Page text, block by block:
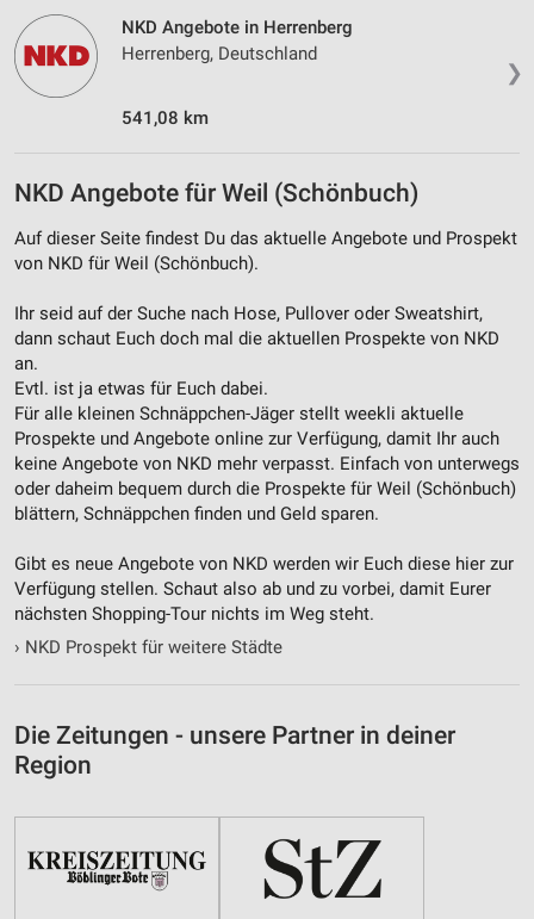
❯
NKD Angebote in Herrenberg
Herrenberg, Deutschland
541,08 km
NKD Angebote für Weil (Schönbuch)
Auf dieser Seite findest Du das aktuelle Angebote und Prospekt
von NKD für Weil (Schönbuch).
Ihr seid auf der Suche nach Hose, Pullover oder Sweatshirt,
dann schaut Euch doch mal die aktuellen Prospekte von NKD
an.
Evtl. ist ja etwas für Euch dabei.
Für alle kleinen Schnäppchen-Jäger stellt weekli aktuelle
Prospekte und Angebote online zur Verfügung, damit Ihr auch
keine Angebote von NKD mehr verpasst. Einfach von unterwegs
oder daheim bequem durch die Prospekte für Weil (Schönbuch)
blättern, Schnäppchen finden und Geld sparen.
Gibt es neue Angebote von NKD werden wir Euch diese hier zur
Verfügung stellen. Schaut also ab und zu vorbei, damit Eurer
nächsten Shopping-Tour nichts im Weg steht.
› NKD Prospekt für weitere Städte
Die Zeitungen - unsere Partner in deiner
Region
Geräte anhand von aktiv angeforderten
Informationen identifizieren
Nicht-IAB-Verarbeitungszwecke:
Funktional
Werbung